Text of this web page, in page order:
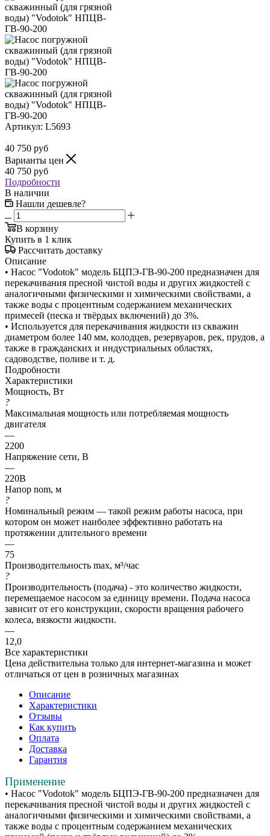
Артикул: L5693
40 750 руб
Варианты цен
40 750 руб
Подробности
В наличии
Нашли дешевле?
В корзину
Купить в 1 клик
Рассчитать доставку
Описание
• Насос "Vodotok" модель БЦПЭ-ГВ-90-200 предназначен для
перекачивания пресной чистой воды и других жидкостей с
аналогичными физическими и химическими свойствами, а
также воды с процентным содержанием механических
примесей (песка и твёрдых включений) до 3%.
• Используется для перекачивания жидкости из скважин
диаметром более 140 мм, колодцев, резервуаров, рек, прудов, а
также в гражданских и индустриальных областях,
садоводстве, поливе и т. д.
Подробности
Характеристики
Мощность, Вт
?
Максимальная мощность или потребляемая мощность
двигателя
—
2200
Напряжение сети, В
—
220В
Напор nom, м
?
Номинальный режим — такой режим работы насоса, при
котором он может наиболее эффективно работать на
протяжении длительного времени
—
75
Производительность max, м³/час
?
Производительность (подача) - это количество жидкости,
перемещаемое насосом за единицу времени. Подача насоса
зависит от его конструкции, скорости вращения рабочего
колеса, вязкости жидкости.
—
12,0
Все характеристики
Цена действительна только для интернет-магазина и может
отличаться от цен в розничных магазинах
Описание
Характеристики
Отзывы
Как купить
Оплата
Доставка
Гарантия
Применение
• Насос "Vodotok" модель БЦПЭ-ГВ-90-200 предназначен для
перекачивания пресной чистой воды и других жидкостей с
аналогичными физическими и химическими свойствами, а
также воды с процентным содержанием механических